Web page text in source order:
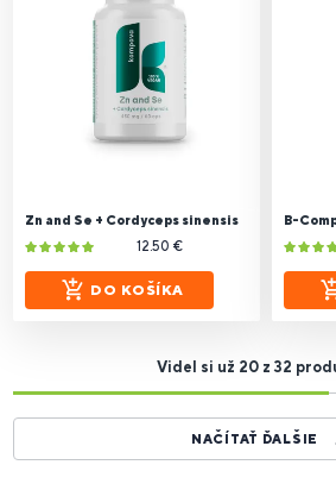
Zn and Se + Cordyceps sinensis
12.50 €
DO KOŠÍKA
B-
Videl si už 20 z 32
NAČÍTAŤ ĎALŠIE